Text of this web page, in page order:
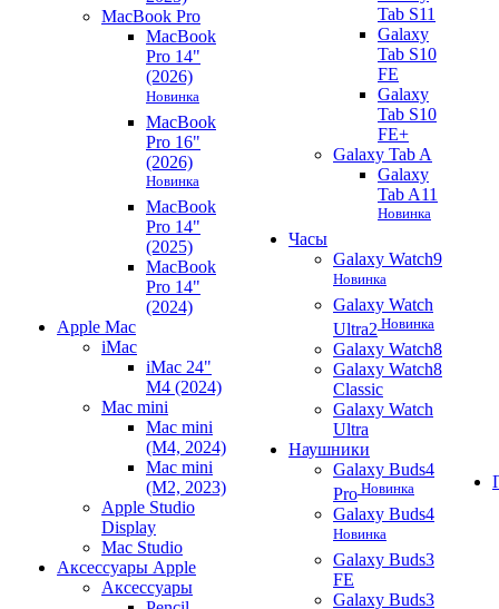
MacBook Pro
MacBook
Pro 14"
(2026)
Новинка
MacBook
Pro 16"
(2026)
Новинка
MacBook
Pro 14"
(2025)
MacBook
Pro 14"
(2024)
Apple Mac
iMac
iMac 24"
M4 (2024)
Mac mini
Mac mini
(M4, 2024)
Mac mini
(M2, 2023)
Apple Studio
Display
Mac Studio
Аксессуары Apple
Аксессуары
Tab S11
Galaxy
Tab S10
FE
Galaxy
Tab S10
FE+
Galaxy Tab A
Galaxy
Tab A11
Новинка
Часы
Galaxy Watch9
Новинка
Galaxy Watch
Ultra2 Новинка
Galaxy Watch8
Galaxy Watch8
Classic
Galaxy Watch
Ultra
Наушники
Galaxy Buds4
Pro Новинка
Galaxy Buds4
Новинка
Galaxy Buds3
FE
Galaxy Buds3